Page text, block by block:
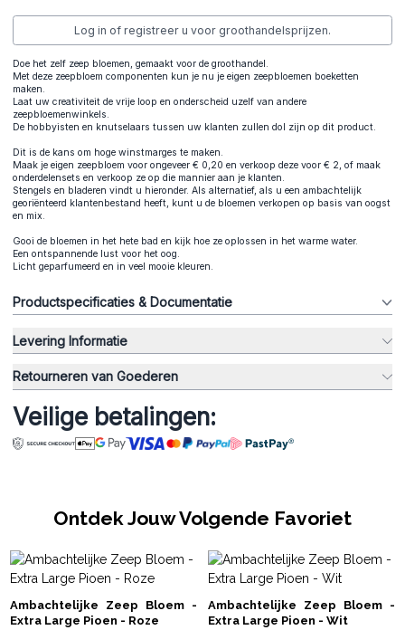
Log in of registreer u voor groothandelsprijzen.
Doe het zelf zeep bloemen, gemaakt voor de groothandel.
Met deze zeepbloem componenten kun je nu je eigen zeepbloemen boeketten
maken.
Laat uw creativiteit de vrije loop en onderscheid uzelf van andere
zeepbloemenwinkels.
De hobbyisten en knutselaars tussen uw klanten zullen dol zijn op dit product.
Dit is de kans om hoge winstmarges te maken.
Maak je eigen zeepbloem voor ongeveer € 0,20 en verkoop deze voor € 2, of maak
onderdelensets en verkoop ze op die mannier aan je klanten.
Stengels en bladeren vindt u hieronder. Als alternatief, als u een ambachtelijk
georiënteerd klantenbestand heeft, kunt u de bloemen verkopen op basis van oogst
en mix.
Gooi de bloemen in het hete bad en kijk hoe ze oplossen in het warme water.
Een ontspannende lust voor het oog.
Licht geparfumeerd en in veel mooie kleuren.
Productspecificaties & Documentatie
Levering Informatie
Retourneren van Goederen
Veilige betalingen:
Ontdek Jouw Volgende Favoriet
Ambachtelijke Zeep Bloem -
Extra Large Pioen - Roze
Ambachtelijke Zeep Bloem -
Extra Large Pioen - Wit